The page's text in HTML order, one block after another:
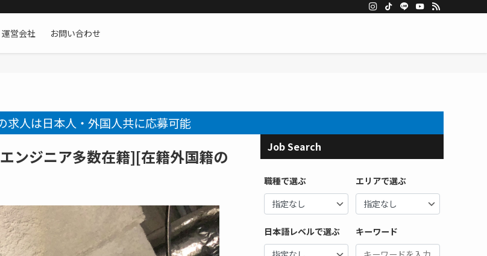
運営会社 お問い合わせ
求人は日本人・外国人共に応募可能
ンジニア多数在籍][在籍外国籍の
Job Search
職種で選ぶ エリアで選ぶ
日本語レベルで選ぶ キーワード